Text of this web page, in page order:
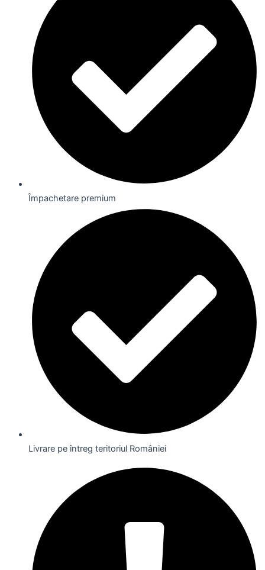
Împachetare premium
Livrare pe întreg teritoriul României